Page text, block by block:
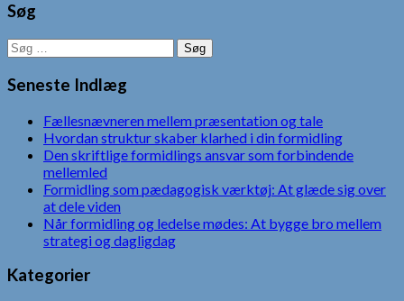
Søg
Søg
efter:
Seneste Indlæg
Fællesnævneren mellem præsentation og tale
Hvordan struktur skaber klarhed i din formidling
Den skriftlige formidlings ansvar som forbindende
mellemled
Formidling som pædagogisk værktøj: At glæde sig over
at dele viden
Når formidling og ledelse mødes: At bygge bro mellem
strategi og dagligdag
Kategorier